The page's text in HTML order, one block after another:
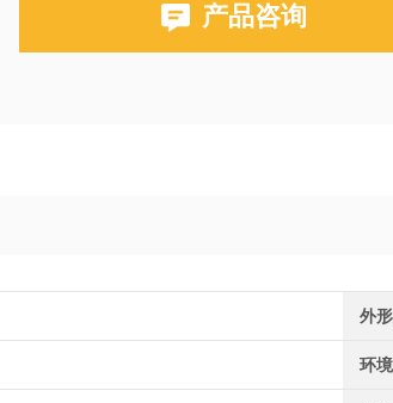
产品咨询
外
环